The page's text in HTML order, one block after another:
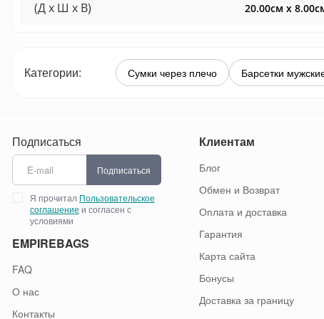
(Д x Ш x В) 20.00см x
Категории: Сумки через плечо Барсетки
Подписаться
Подписаться
Я прочитал Пользовательское
соглашение и согласен с
условиями
EMPIREBAGS
FAQ
О нас
Контакты
Клиентам
Блог
Обмен и Возврат
Оплата и доставка
Гарантия
Карта сайта
Бонусы
Доставка за границу